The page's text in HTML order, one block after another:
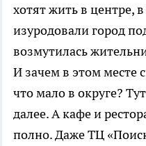
хотят жить в центре,
изуродовали город
возмутилась
И зачем в этом месте
что мало в округе?
далее. А кафе и
полно. Даже ТЦ